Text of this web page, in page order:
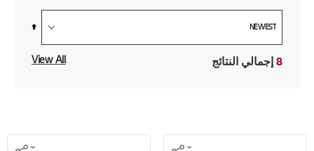
Set
Direction
8 إجمالي النتائج View All